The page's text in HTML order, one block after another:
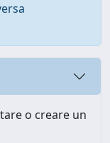
o creare un